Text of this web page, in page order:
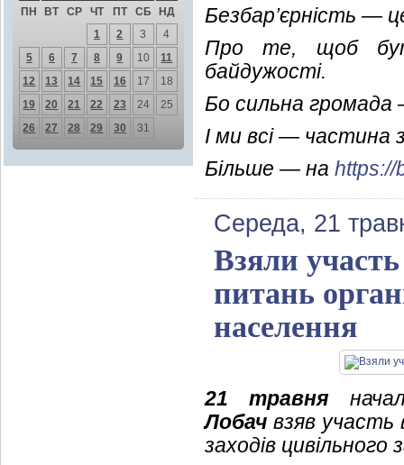
ПН ВТ СР ЧТ ПТ СБ
НД
1
2 3
4
5
6 7 8 9 10
11
12
13 14 15 16 17
18
19
20 21 22 23 24
25
26
27 28 29 30 31
Безбар’єрність —
Про те, щоб
байдужості.
Бо сильна громада
І ми всі — частина
Більше — на https://
Середа, 21
Взяли
питань
населення
21 травня
Лобач взяв участь
заходів